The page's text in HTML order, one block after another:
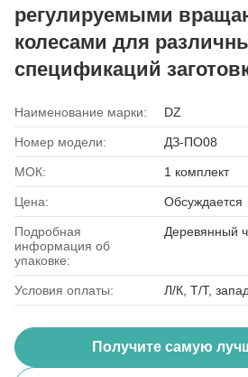
регулируемыми
колесами для
спецификаций
Наименование марки: DZ
Номер модели: ДЗ-ПО08
МОК: 1 комплект
Цена: Обсуждается
Подробная
информация об
упаковке:
Деревянный
Условия оплаты: Л/К, Т/Т,
Получите самую